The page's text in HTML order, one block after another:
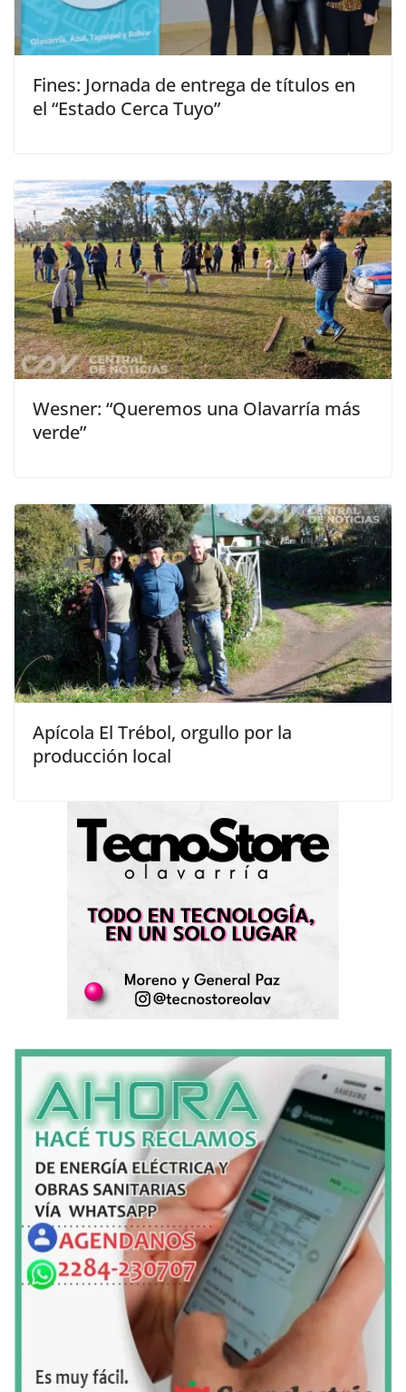
Fines: Jornada de entrega de títulos en
el “Estado Cerca Tuyo”
Wesner: “Queremos una Olavarría más
verde”
Apícola El Trébol, orgullo por la
producción local